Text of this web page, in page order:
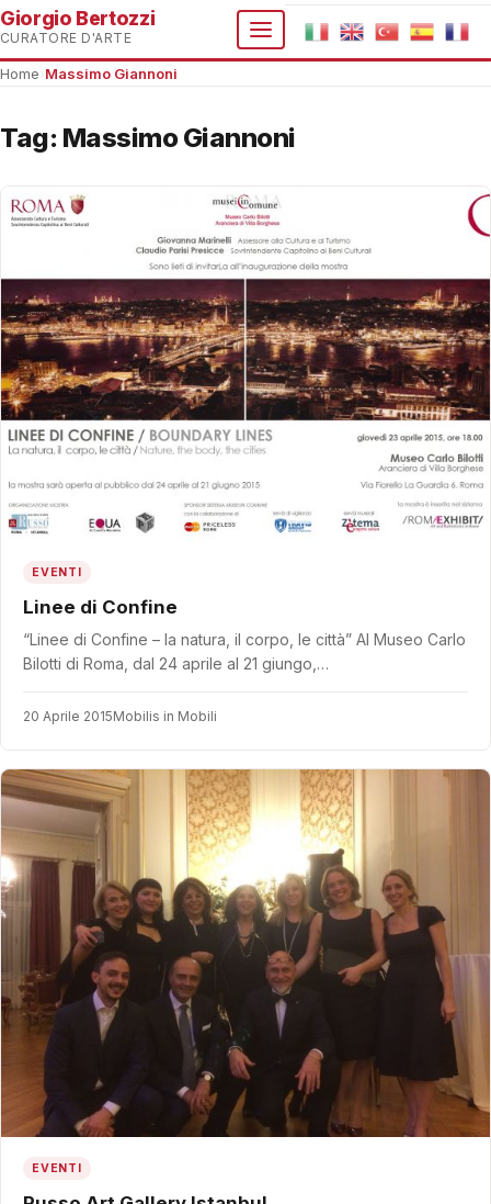
Giorgio Bertozzi
CURATORE D'ARTE
Home Massimo Giannoni
Tag: Massimo Giannoni
EVENTI
Linee di Confine
“Linee di Confine – la natura, il corpo, le città” Al Museo Carlo
Bilotti di Roma, dal 24 aprile al 21 giungo,…
20 Aprile 2015Mobilis in Mobili
EVENTI